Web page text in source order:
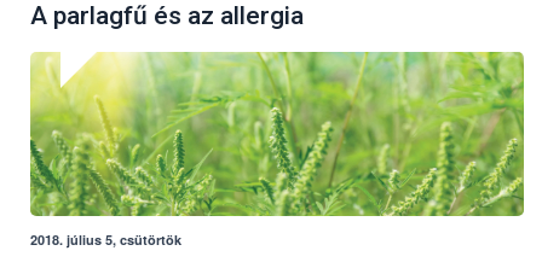
A parlagfű és az allergia
2018. július 5, csütörtök